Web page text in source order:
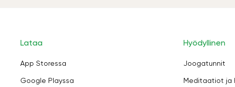
Lataa
App Storessa
Google Playssa
Hyödyllinen
Joogatunnit
Meditaatiot ja